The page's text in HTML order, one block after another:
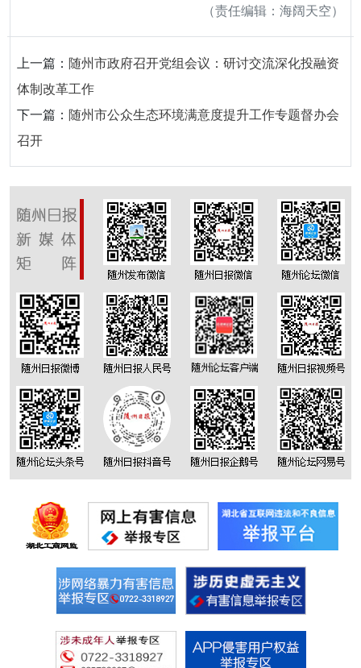
（责任编辑：海阔天空）
上一篇： 随州市政府召开党组会议：研讨交流深化投融资
体制改革工作
下一篇： 随州市公众生态环境满意度提升工作专题督办会
召开